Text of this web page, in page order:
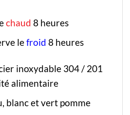
chaud 8 heures
lefroid 8 heures
inoxydable 304 / 201
alimentaire
blanc et vert pomme